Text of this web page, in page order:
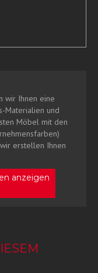
wir Ihnen eine
Materialien und
Möbel mit den
erstellen Ihnen
anzeigen